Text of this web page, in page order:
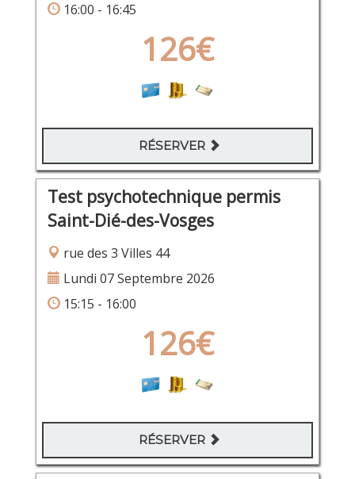
16:00 - 16:45
126€
RÉSERVER
Test psychotechnique permis
Saint-Dié-des-Vosges
rue des 3 Villes 44
Lundi 07 Septembre 2026
15:15 - 16:00
126€
RÉSERVER